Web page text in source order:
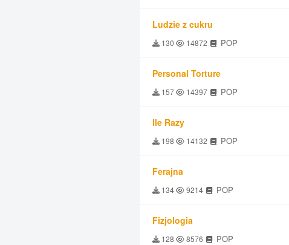
Ludzie z cukru
130 14872 POP
Personal Torture
157 14397 POP
Ile Razy
198 14132 POP
Ferajna
134 9214 POP
Fizjologia
128 8576 POP